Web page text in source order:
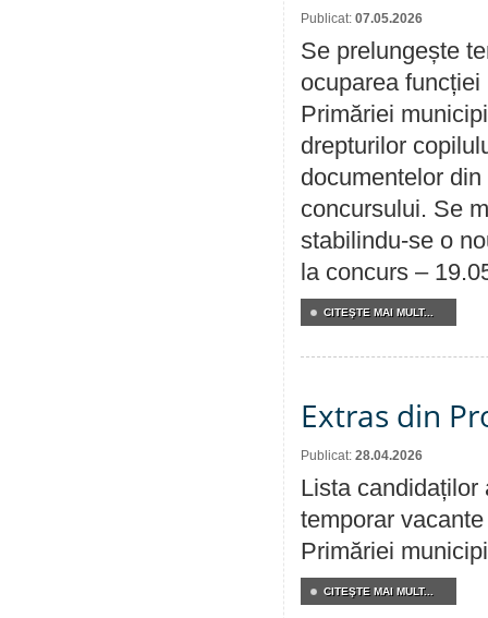
Publicat: 07.05.2026
Se prelungește
ocuparea
Primăriei
drepturilor
documentelor
concursului. Se
stabilindu-se o
la concurs –
CITEŞTE MAI MULT...
Extras din
Publicat: 28.04.2026
Lista candidaților
temporar
Primăriei
CITEŞTE MAI MULT...